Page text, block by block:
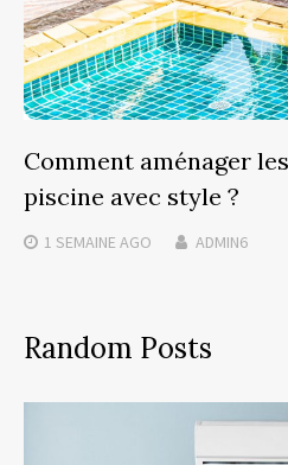
Comment aménager
piscine avec style ?
1 SEMAINE AGO ADMIN6
Random Posts